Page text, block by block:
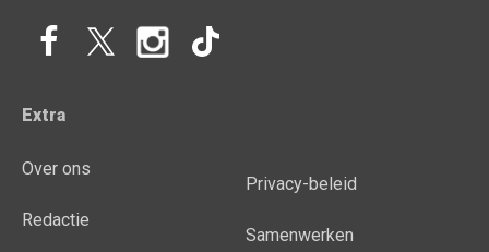
Extra
Over ons
Redactie
Privacy-beleid
Samenwerken